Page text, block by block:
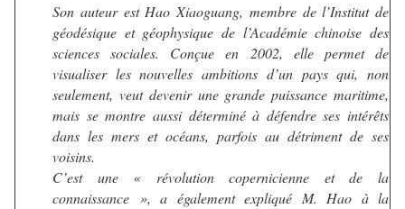
Son auteur est Hao Xiaoguang, membre de l’Institut de
géodésique et géophysique de l’Académie chinoise des
sciences sociales. Conçue en 2002, elle permet de
visualiser les nouvelles ambitions d’un pays qui, non
seulement, veut devenir une grande puissance maritime,
mais se montre aussi déterminé à défendre ses intérêts
dans les mers et océans, parfois au détriment de ses
voisins.
C’est une « révolution copernicienne et de la
connaissance », a également expliqué M. Hao à la